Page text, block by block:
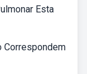
Esta
Correspondem